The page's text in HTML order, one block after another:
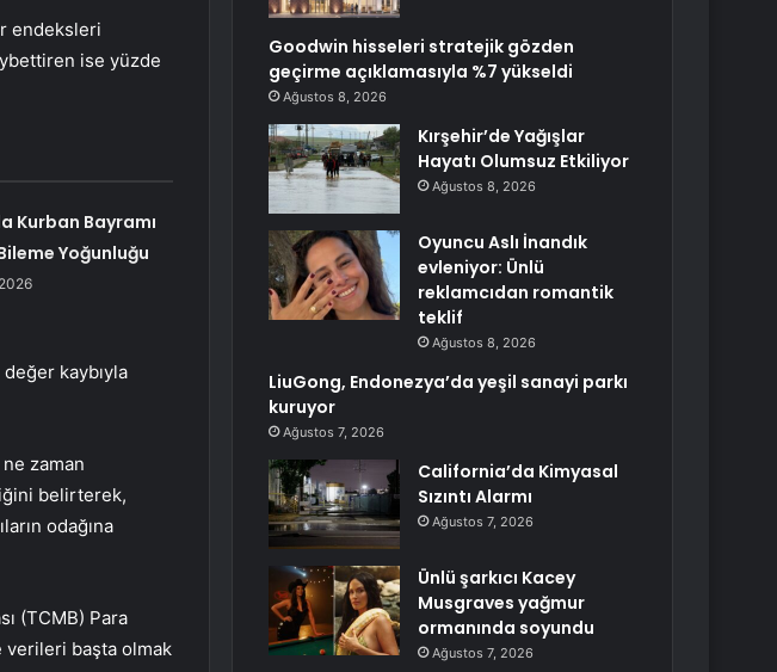
endeksleri
ise yüzde
Kurban Bayramı
Yoğunluğu
kaybıyla
zaman
belirterek,
odağına
(TCMB) Para
verileri başta olmak
Goodwin hisseleri stratejik gözden
geçirme açıklamasıyla %7 yükseldi
Ağustos 8, 2026
Kırşehir’de Yağışlar
Hayatı Olumsuz Etkiliyor
Ağustos 8, 2026
Oyuncu Aslı İnandık
evleniyor: Ünlü
reklamcıdan romantik
teklif
Ağustos 8, 2026
LiuGong, Endonezya’da yeşil sanayi parkı
kuruyor
Ağustos 7, 2026
California’da Kimyasal
Sızıntı Alarmı
Ağustos 7, 2026
Ünlü şarkıcı Kacey
Musgraves yağmur
ormanında soyundu
Ağustos 7, 2026